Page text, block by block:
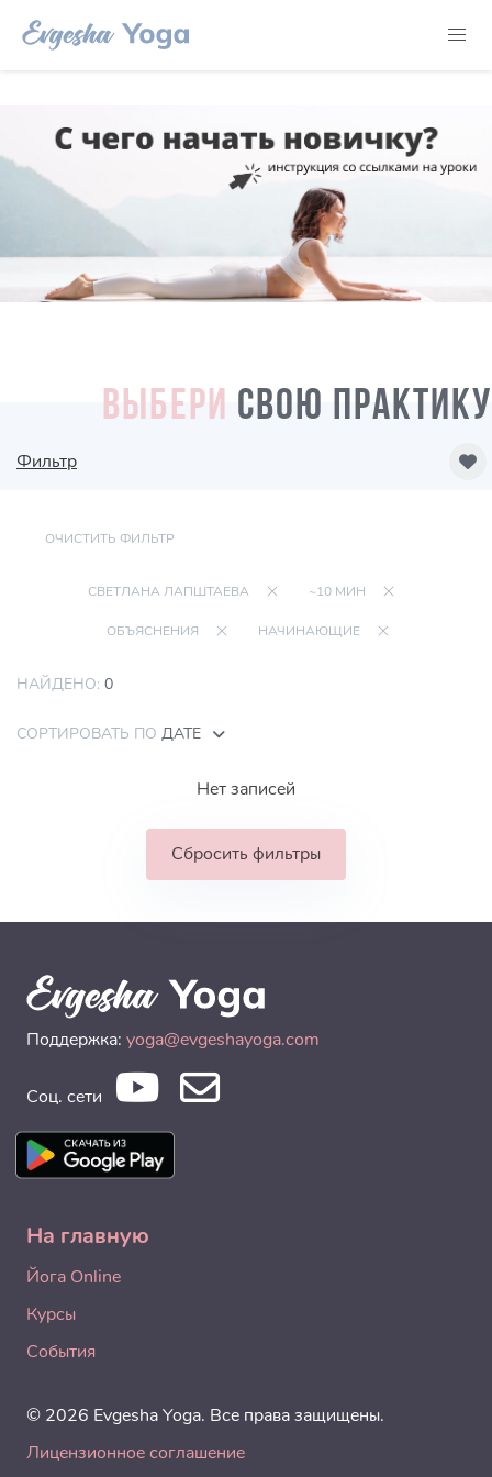
ВЫБЕРИ СВОЮ ПРАКТИКУ
Фильтр
ОЧИСТИТЬ ФИЛЬТР
СВЕТЛАНА ЛАПШТАЕВА ~10 МИН
ОБЪЯСНЕНИЯ НАЧИНАЮЩИЕ
НАЙДЕНО: 0
СОРТИРОВАТЬ ПО ДАТЕ
Нет записей
Сбросить фильтры
Поддержка: yoga@evgeshayoga.com
Соц. сети
На главную
Йога Online
Курсы
События
© 2026 Evgesha Yoga. Все права защищены.
Лицензионное соглашение